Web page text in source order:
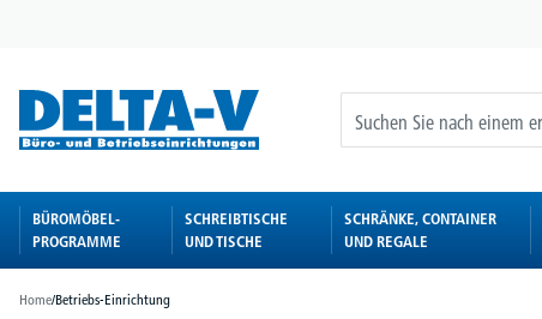
BÜROMÖBEL-
PROGRAMME
SCHREIBTISCHE
UND TISCHE
SCHRÄNKE, CONTAINER
UND REGALE
Home/Betriebs-Einrichtung